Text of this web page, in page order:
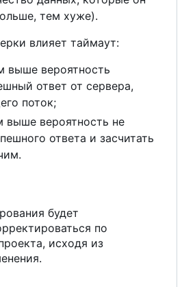
тем хуже).
влияет таймаут:
выше вероятность
ответ от сервера,
поток;
выше вероятность не
ответа и засчитать
будет
по
исходя из